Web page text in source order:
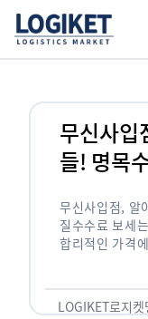
무신사입
들! 명목
무신사입점, 알
질수수료 보세
합리적인 가격
LOGIKET로지켓